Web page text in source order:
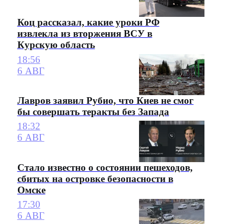
Коц рассказал, какие уроки РФ
извлекла из вторжения ВСУ в
Курскую область
18:56
6 АВГ
Лавров заявил Рубио, что Киев не смог
бы совершать теракты без Запада
18:32
6 АВГ
Стало известно о состоянии пешеходов,
сбитых на островке безопасности в
Омске
17:30
6 АВГ